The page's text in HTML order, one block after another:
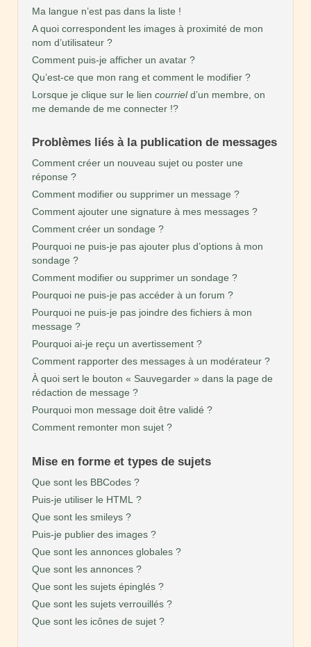
Ma langue n’est pas dans la liste !
A quoi correspondent les images à proximité de mon
nom d’utilisateur ?
Comment puis-je afficher un avatar ?
Qu’est-ce que mon rang et comment le modifier ?
Lorsque je clique sur le lien courrield’un membre, on
me demande de me connecter !?
Problèmes liés à la publication de messages
Comment créer un nouveau sujet ou poster une
réponse ?
Comment modifier ou supprimer un message ?
Comment ajouter une signature à mes messages ?
Comment créer un sondage ?
Pourquoi ne puis-je pas ajouter plus d’options à mon
sondage ?
Comment modifier ou supprimer un sondage ?
Pourquoi ne puis-je pas accéder à un forum ?
Pourquoi ne puis-je pas joindre des fichiers à mon
message ?
Pourquoi ai-je reçu un avertissement ?
Comment rapporter des messages à un modérateur ?
À quoi sert le bouton « Sauvegarder » dans la page de
rédaction de message ?
Pourquoi mon message doit être validé ?
Comment remonter mon sujet ?
Mise en forme et types de sujets
Que sont les BBCodes ?
Puis-je utiliser le HTML ?
Que sont les smileys ?
Puis-je publier des images ?
Que sont les annonces globales ?
Que sont les annonces ?
Que sont les sujets épinglés ?
Que sont les sujets verrouillés ?
Que sont les icônes de sujet ?